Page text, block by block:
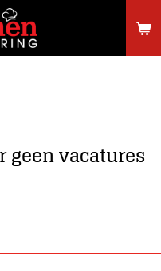
geen vacatures